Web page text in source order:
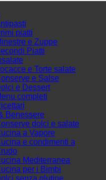
piatti
e Zuppe
Piatti
e Torte salate
e Salse
e Dessert
completi
Benessere
dolci e salate
a Vapore
e condimenti a
Mediterranea
per i Bimbi
senza glutine